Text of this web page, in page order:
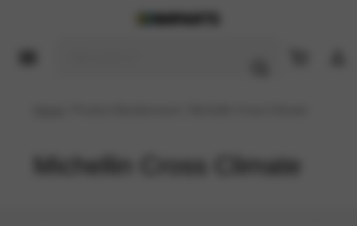
Michellin Cross Climate